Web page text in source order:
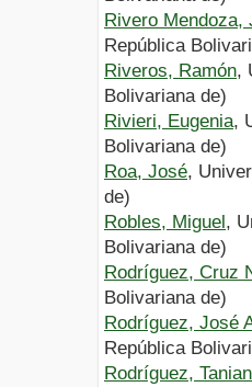
Rivero
República
Riveros, Ramón,
Bolivariana de)
Rivieri, Eugenia,
Bolivariana de)
Roa, José,
de)
Robles, Miguel ,
Bolivariana de)
Rodríguez, Cruz
Bolivariana de)
Rodríguez, José
República
Rodríguez,